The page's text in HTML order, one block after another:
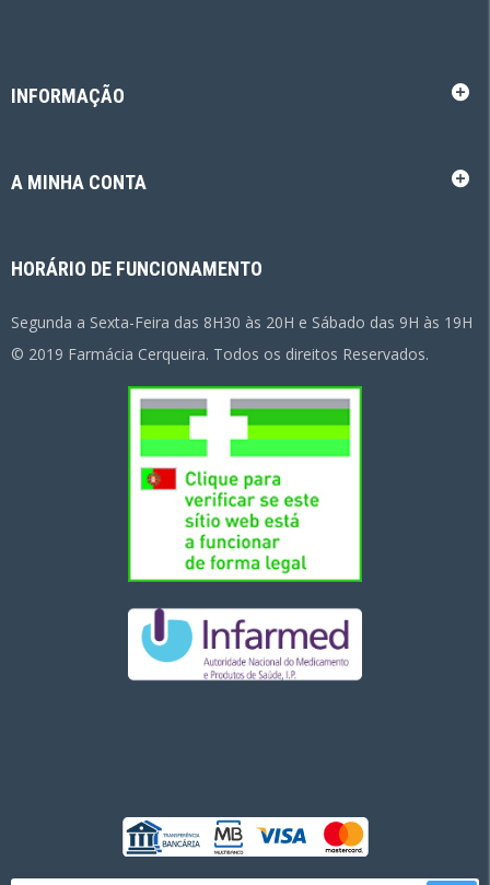
INFORMAÇÃO
A MINHA CONTA
HORÁRIO DE FUNCIONAMENTO
Segunda a Sexta-Feira das 8H30 às 20H e Sábado das 9H às 19H
© 2019 Farmácia Cerqueira. Todos os direitos Reservados.